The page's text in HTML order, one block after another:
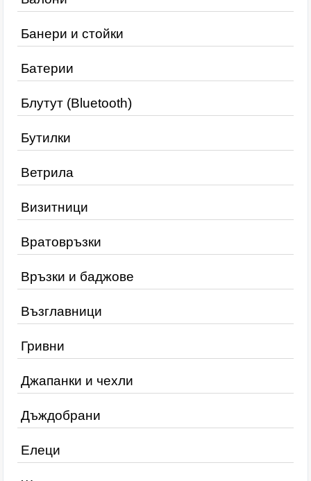
Банери и стойки
Батерии
Блутут (Bluetooth)
Бутилки
Ветрила
Визитници
Вратовръзки
Връзки и баджове
Възглавници
Гривни
Джапанки и чехли
Дъждобрани
Елеци